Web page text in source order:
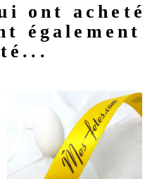
ont acheté
également